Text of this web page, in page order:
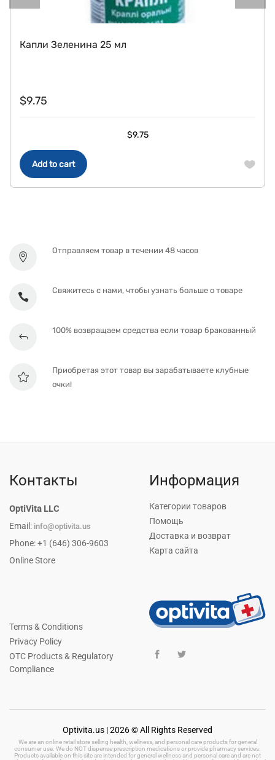
Add to cart
Капли Зеленина 25 мл
$9.75
$9.75
Отправляем товар в течении 48 часов
Свяжитесь с нами, чтобы узнать больше о товаре
100% возвращаем средства если товар бракованный
Приобретая этот товар вы зарабатываете клубные
очки!
Контакты
OptiVita LLC
Email: info@optivita.us
Phone: +1 (646) 306-9603
Online Store
Информация
Категории товаров
Помощь
Доставка и возврат
Карта сайта
Terms & Conditions
Privacy Policy
OTC Products & Regulatory
Compliance
Optivita.us | 2026 © All Rights Reserved
We are an online retail store selling health, wellness, and personal care products for general
consumer use. We do NOT dispense prescription medications or provide pharmacy services.
Products available on this site are intended for general wellness and personal care and are not